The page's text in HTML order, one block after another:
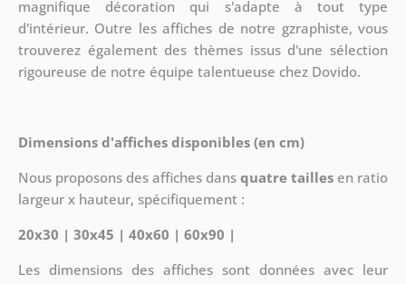
magnifique décoration qui s'adapte à tout type
d'intérieur. Outre les affiches de notre gzraphiste, vous
trouverez également des thèmes issus d'une sélection
rigoureuse de notre équipe talentueuse chez Dovido.
Dimensions d'affiches disponibles (en cm)
Nous proposons des affiches dansquatre tailles en ratio
largeur x hauteur, spécifiquement :
20x30 | 30x45 | 40x60 | 60x90 |
Les dimensions des affiches sont données avec leur